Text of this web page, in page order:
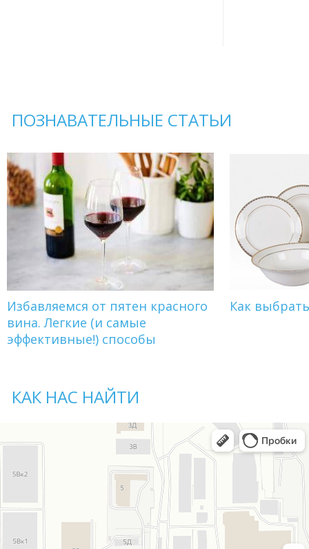
ПОЗНАВАТЕЛЬНЫЕ СТАТЬИ
Избавляемся от пятен красного
вина. Легкие (и самые
эффективные!) способы
Как
КАК НАС НАЙТИ